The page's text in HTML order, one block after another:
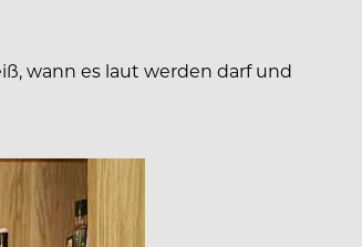
wann es laut werden darf und